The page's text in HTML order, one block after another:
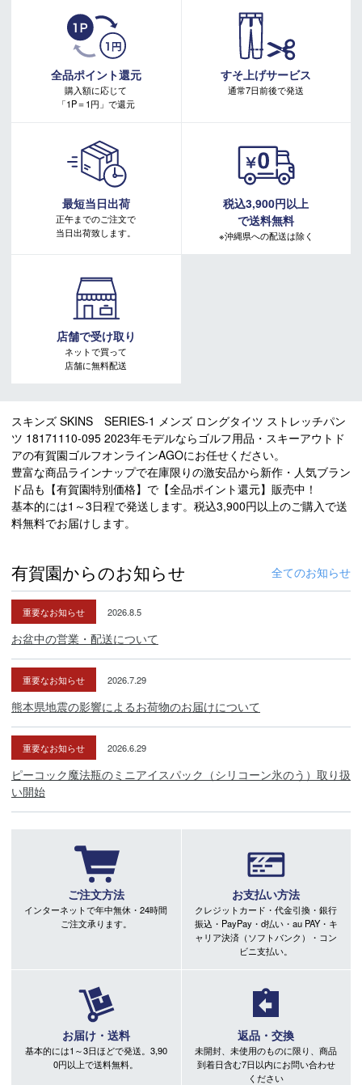
また、メーカーの予告無くデザイン・仕様が変更となる場
合もございます。
※外部倉庫より発送となる為、キャンセルや、住所のご変更は
できません。ご注文前に必ずご住所のご確認をお願いいたし
・有賀園ポイントの獲得には別途ログイン/新規登録が必要です。
・本特典は予告なく変更・中止させて頂く場合があります。
・本キャンペーンの特典を受ける場合、ドコモ専用ページでエントリーが必要です。
詳しくはこちらをご確認ください。
キャンペーンページ
全品ポイント還元
購入額に応じて
「1P＝1円」で還元
すそ上げサービス
通常7日前後で発送
最短当日出荷
正午までのご注文で
当日出荷致します。
税込3,900円以上
で送料無料
※沖縄県への配送は除く
店舗で受け取り
ネットで買って
店舗に無料配送
スキンズ SKINS SERIES-1 メンズ ロングタイツ ストレッチパン
ツ 18171110-095 2023年モデルならゴルフ用品・スキーアウトド
アの有賀園ゴルフオンラインAGOにお任せください。
豊富な商品ラインナップで在庫限りの激安品から新作・人気ブラン
ド品も【有賀園特別価格】で【全品ポイント還元】販売中！
基本的には1～3日程で発送します。税込3,900円以上のご購入で送
料無料でお届けします。
有賀園からのお知らせ 全てのお知らせ
重要なお知らせ 2026.8.5
お盆中の営業・配送について
重要なお知らせ 2026.7.29
熊本県地震の影響によるお荷物のお届けについて
重要なお知らせ 2026.6.29
ピーコック魔法瓶のミニアイスパック（シリコーン氷のう）取り扱
い開始
ご注文方法
インターネットで年中無休・24時間
ご注文承ります。
お支払い方法
クレジットカード・代金引換・銀行
振込・PayPay・d払い・au PAY・キ
ャリア決済（ソフトバンク）・コン
ビニ支払い。
お届け・送料
基本的には1～3日ほどで発送。3,90
0円以上で送料無料。
返品・交換
未開封、未使用のものに限り、商品
到着日含む7日以内にお問い合わせ
ください